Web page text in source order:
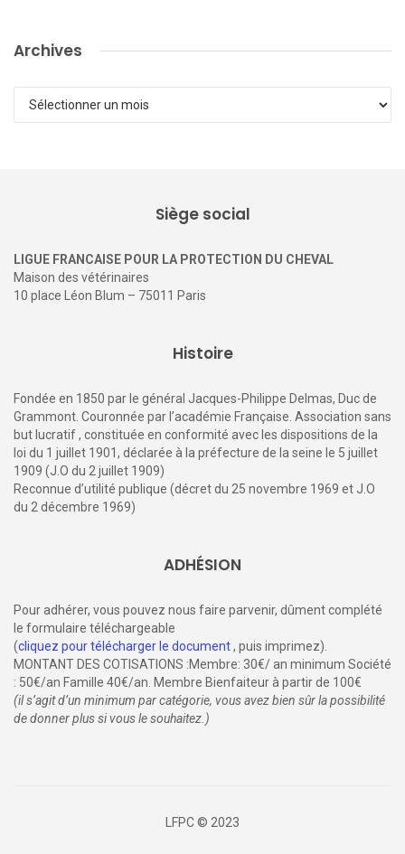
Archives
Archives
Siège social
LIGUE FRANCAISE POUR LA PROTECTION DU CHEVAL
Maison des vétérinaires
10 place Léon Blum – 75011 Paris
Histoire
Fondée en 1850 par le général Jacques-Philippe Delmas, Duc de
Grammont. Couronnée par l’académie Française. Association sans
but lucratif , constituée en conformité avec les dispositions de la
loi du 1 juillet 1901, déclarée à la préfecture de la seine le 5 juillet
1909 (J.O du 2 juillet 1909)
Reconnue d’utilité publique (décret du 25 novembre 1969 et J.O
du 2 décembre 1969)
ADHÉSION
Pour adhérer, vous pouvez nous faire parvenir, dûment complété
le formulaire téléchargeable
(cliquez pour télécharger le document, puis imprimez).
MONTANT DES COTISATIONS :Membre: 30€/ an minimum Société
: 50€/an Famille 40€/an. Membre Bienfaiteur à partir de 100€
(il s’agit d’un minimum par catégorie, vous avez bien sûr la possibilité
de donner plus si vous le souhaitez.)
LFPC © 2023